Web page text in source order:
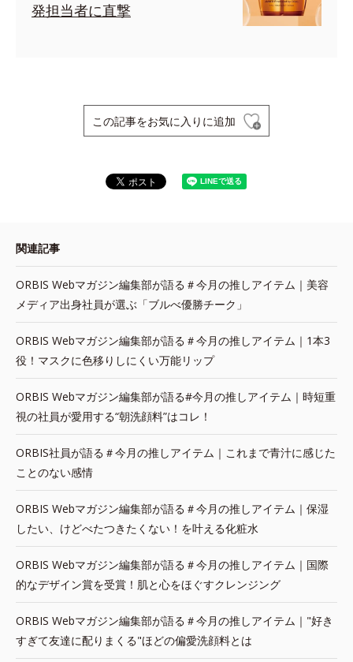
発担当者に直撃
この記事をお気に入りに追加
関連記事
ORBIS Webマガジン編集部が語る＃今月の推しアイテム｜美容
メディア出身社員が選ぶ「ブルべ優勝チーク」
ORBIS Webマガジン編集部が語る＃今月の推しアイテム｜1本3
役！マスクに色移りしにくい万能リップ
ORBIS Webマガジン編集部が語る#今月の推しアイテム｜時短重
視の社員が愛用する“朝洗顔料”はコレ！
ORBIS社員が語る＃今月の推しアイテム｜これまで青汁に感じた
ことのない感情
ORBIS Webマガジン編集部が語る＃今月の推しアイテム｜保湿
したい、けどべたつきたくない！を叶える化粧水
ORBIS Webマガジン編集部が語る＃今月の推しアイテム｜国際
的なデザイン賞を受賞！肌と心をほぐすクレンジング
ORBIS Webマガジン編集部が語る＃今月の推しアイテム｜"好き
すぎて友達に配りまくる"ほどの偏愛洗顔料とは